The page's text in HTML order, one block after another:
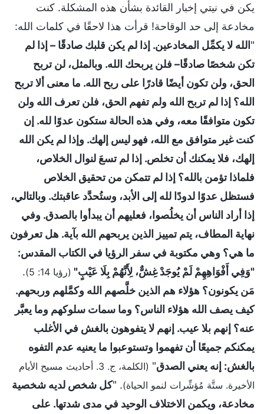
يكن في نيتي إخبار القائدة بشأن هذه المشكلة. كنت
مخادعة إلى حد الوقاحة! قرأت هذا لاحقًا في كلمات الله:
"الله لا يكمِّل المخادعين. إذا لم يكن قلبك صادقًا – إذا لم
تكن شخصًا صادقًا– فلن يربحك الله. وبالمثل، لن تربح
الحق، ولن تكون أيضًا قادرًا على ربح الله. ما معنى ألا تربح
الله؟ إذا لم تربح الله ولم تفهم الحق، فلن تعرف الله ولن
تكون متوافقًا معه، وفي هذه الحالة ستكون عدوًا لله. إن
كنت غير متوافق مع الله، فهو ليس إلهك. وإذا لم يكن الله
إلهك، فلا يمكنك أن تخلص. إذا لم تسعَ لنوال الخلاص،
فلماذا تؤمن بالله؟ إذا لم تتمكن من تحقيق الخلاص
فستظل عدوًا لدودًا لله إلى الأبد، وستُحدَّد عاقبتك. وبالتالي،
إذا أراد الناس أن يخلُصوا، فعليهم أن يبدأوا بالصدق. وفي
نهاية المطاف، يتم تمييز الذين يربحهم الله بآية. هل تعرفون
ما هي؟ وهي مكتوبة في سفر الرؤيا في الكتاب المقدس:
"وَفِي أَفْوَاهِهِمْ لَمْ يُوجَدْ غِشٌّ، لِأَنَّهُمْ بِلَا عَيْبٍ" (رؤيا 14: 5)
.
مَن يكونون؟ هؤلاء هم الذين خلَّصهم الله وكمَّلهم وربحهم.
كيف يصف الله هؤلاء الناس؟ وما سمات سلوكهم وما يعبَّر
عنه؟ إنهم بلا عيب. إنهم لا يتفوهون بالغش في الأغلب
يمكنكم جميعًا أن تفهموا وتستوعبوا ما يعنيه عدم التفوه
بالغش: إنه يعني الصدق"
(الكلمة، ج. 3. أحاديث مسيح الأيام
الأخيرة. ستَّة مُؤشِّرات لنمو الحياة). "كل شخص لديه شخصية
مخادعة، ويكمن الاختلاف الوحيد في مدى شدتها. على